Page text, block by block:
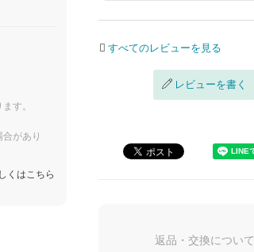
す。
があり
くはこちら
すべてのレビューを見る
レビューを書く
返品・交換について